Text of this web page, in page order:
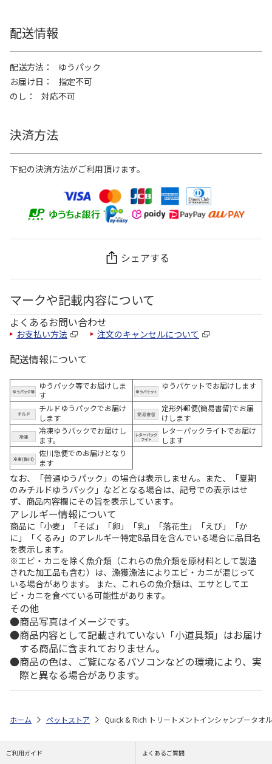
配送情報
配送方法
ゆうパック
お届け日
指定不可
のし
対応不可
決済方法
下記の決済方法がご利用頂けます。
シェアする
マークや記載内容について
よくあるお問い合わせ
お支払い方法 注文のキャンセルについて
配送情報について
ゆうパック等でお届けしま
す
ゆうパケットでお届けします
チルドゆうパックでお届け
します
定形外郵便(簡易書留)でお届
けします
冷凍ゆうパックでお届けし
ます。
レターパックライトでお届け
します
佐川急便でのお届けとなり
ます
なお、「普通ゆうパック」の場合は表示しません。また、「夏期
のみチルドゆうパック」などとなる場合は、記号での表示はせ
ず、商品内容欄にその旨を表示しています。
アレルギー情報について
商品に「小麦」「そば」「卵」「乳」「落花生」「えび」「か
に」「くるみ」のアレルギー特定8品目を含んでいる場合に品目名
を表示します。
※エビ・カニを除く魚介類（これらの魚介類を原材料として製造
された加工品も含む）は、漁獲漁法によりエビ・カニが混じって
いる場合があります。 また、これらの魚介類は、エサとしてエ
ビ・カニを食べている可能性があります。
その他
商品写真はイメージです。
商品内容として記載されていない「小道具類」はお届け
する商品に含まれておりません。
商品の色は、ご覧になるパソコンなどの環境により、実
際と異なる場合があります。
ホーム ペットストア Quick & Rich トリートメントインシャンプータオ
ご利用ガイド よくあるご質問